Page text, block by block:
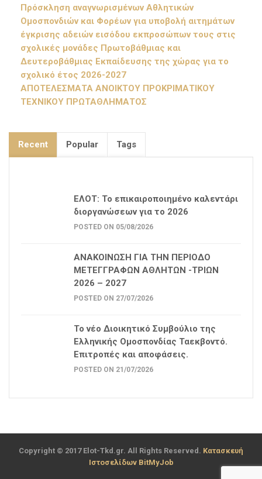
Πρόσκληση αναγνωρισμένων Αθλητικών
Ομοσπονδιών και Φορέων για υποβολή αιτημάτων
έγκρισης αδειών εισόδου εκπροσώπων τους στις
σχολικές μονάδες Πρωτοβάθμιας και
Δευτεροβάθμιας Εκπαίδευσης της χώρας για το
σχολικό έτος 2026-2027
ΑΠΟΤΕΛΕΣΜΑΤΑ ΑΝΟΙΚΤΟΥ ΠΡΟΚΡΙΜΑΤΙΚΟΥ
ΤΕΧΝΙΚΟΥ ΠΡΩΤΑΘΛΗΜΑΤΟΣ
Recent Popular Tags
ΕΛΟΤ: Το επικαιροποιημένο καλεντάρι
διοργανώσεων για το 2026
POSTED ON 05/08/2026
ΑΝΑΚΟΙΝΩΣΗ ΓΙΑ ΤΗΝ ΠΕΡΙΟΔΟ
ΜΕΤΕΓΓΡΑΦΩΝ ΑΘΛΗΤΩΝ -ΤΡΙΩΝ
2026 – 2027
POSTED ON 27/07/2026
Το νέο Διοικητικό Συμβούλιο της
Ελληνικής Ομοσπονδίας Ταεκβοντό.
Επιτροπές και αποφάσεις.
POSTED ON 21/07/2026
Copyright © 2017 Elot-Tkd.gr. All Rights Reserved. Κατασκευή
Ιστοσελίδων BitMyJob